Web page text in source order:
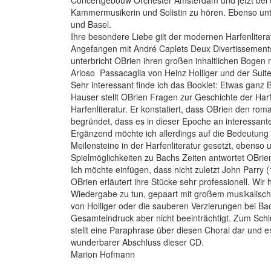
Kammermusikerin und Solistin zu hören. Ebenso
und Basel.
Ihre besondere Liebe gilt der modernen
Angefangen mit André Caplets Deux
unterbricht OBrien ihren großen inhaltlichen
Arioso  Passacaglia von Heinz Holliger und der
Sehr interessant finde ich das Booklet: Etwas ganz
Hauser stellt OBrien Fragen zur Geschichte der
Harfenliteratur. Er konstatiert, dass OBrien den
begründet, dass es in dieser Epoche an
Ergänzend möchte ich allerdings auf die
Meilensteine in der Harfenliteratur gesetzt,
Spielmöglichkeiten zu Bachs Zeiten antwortet
Ich möchte einfügen, dass nicht zuletzt John
OBrien erläutert ihre Stücke sehr professionell.
Wiedergabe zu tun, gepaart mit großem
von Holliger oder die sauberen Verzierungen bei
Gesamteindruck aber nicht beeinträchtigt. Zum
stellt eine Paraphrase über diesen Choral dar und
wunderbarer Abschluss dieser CD.
Marion Hofmann